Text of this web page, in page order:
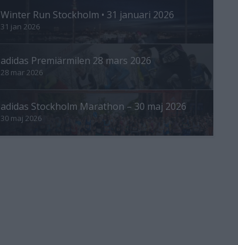
Winter Run Stockholm • 31 januari 2026
31 jan 2026
adidas Premiärmilen 28 mars 2026
28 mar 2026
adidas Stockholm Marathon – 30 maj 2026
30 maj 2026